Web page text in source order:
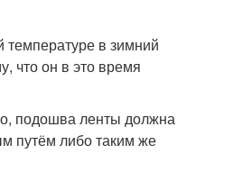
температуре в зимний
что он в это время
подошва ленты должна
путём либо таким же